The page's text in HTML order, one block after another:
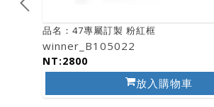
品名：47專屬訂製 粉紅框
winner_B105022
NT:2800
放入購物車